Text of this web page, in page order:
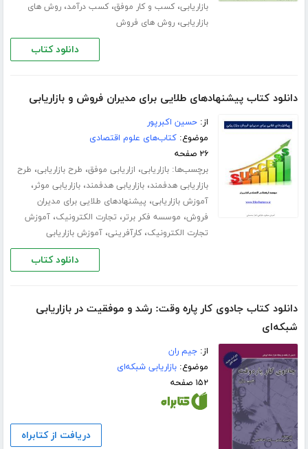
بازاریابی،کسب و کار موفق،کسب درآمد،روش های
بازاریابی،روش های فروش
دانلود کتاب
دانلود کتاب پیشنهادهای طلایی برای مدیران فروش و بازاریابی
از:حسین اکبرپور
موضوع:کتاب‌های علوم اقتصادی
۲۶ صفحه
برچسب‌ها:بازاریابی، ازاریابی موفق، طرح بازاریابی، طرح
بازاریابی هدفمند،بازاریابی هدفمند،بازاریابی موثر،
آموزش بازاریابی، پیشنهادهای طلایی برای مدیران
فروش، موسسه فکر برتر، تجارت الکترونیک،آموزش
تجارت الکترونیک،کارآفرینی،آموزش بازاریابی
دانلود کتاب
دانلود کتاب جادوی کار پاره وقت: رشد و موفقیت در بازاریابی
شبکه‌ای
از:جیم ران
موضوع:بازاریابی شبکه‌ای
۱۵۲ صفحه
دریافت از کتابراه